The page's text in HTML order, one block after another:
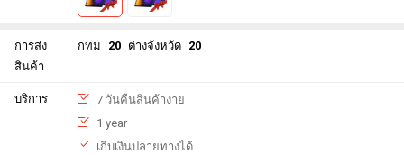
การส่ง
สินค้า
กทม 20 ต่างจังหวัด 20
บริการ
7 วันคืนสินค้าง่าย
1 year
เกีบเงินปลายทางได้